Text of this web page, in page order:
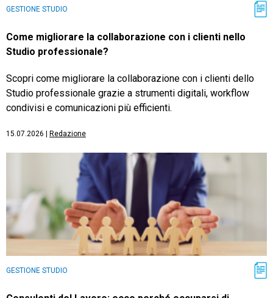
GESTIONE STUDIO
Come migliorare la collaborazione con i clienti nello
Studio professionale?
Scopri come migliorare la collaborazione con i clienti dello
Studio professionale grazie a strumenti digitali, workflow
condivisi e comunicazioni più efficienti.
15.07.2026 Redazione
GESTIONE STUDIO